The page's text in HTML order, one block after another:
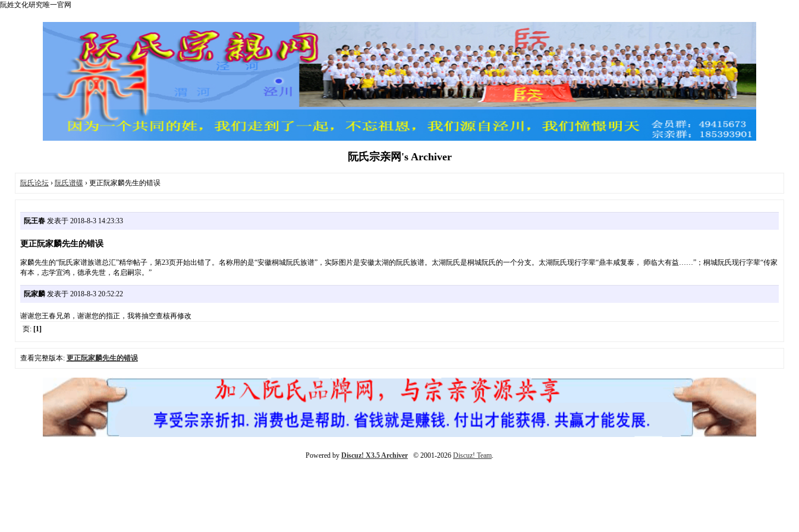
阮姓文化研究唯一官网
阮氏宗亲网's Archiver
阮氏论坛› 阮氏谱碟› 更正阮家麟先生的错误
阮王春发表于 2018-8-3 14:23:33
更正阮家麟先生的错误
家麟先生的“阮氏家谱族谱总汇”精华帖子，第23页开始出错了。名称用的是“安徽桐城阮氏族谱”，实际图片是安徽太湖的阮氏族谱。太湖阮氏是桐城阮氏的一个分支。太湖阮氏现行字辈“鼎丰咸复泰， 师临大有益……”；桐城阮氏现行字辈“传家
有本，志学宜鸿，德承先世，名启嗣宗。”
阮家麟发表于 2018-8-3 20:52:22
谢谢您王春兄弟，谢谢您的指正，我将抽空查核再修改
页: [1]
查看完整版本: 更正阮家麟先生的错误
Powered by Discuz! X3.5 Archiver © 2001-2026 Discuz! Team.